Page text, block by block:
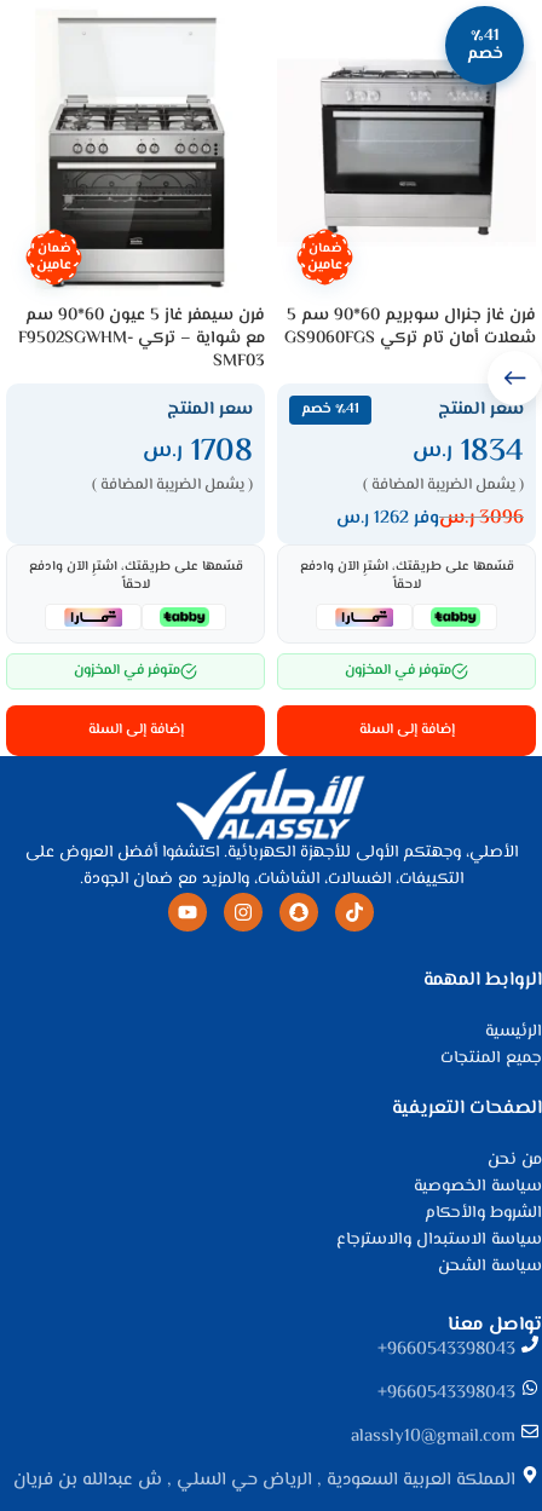
٪41
خصم
ضمان
عامين
فرن غاز جنرال سوبريم 60*90 سم 5
شعلات أمان تام تركي GS9060FGS
سعر المنتج ٪41 خصم
1834 ر.س
( يشمل الضريبة المضافة )
3096ر.سوفر 1262 ر.س
قسّمها على طريقتك، اشترِ الآن وادفع
لاحقاً
متوفر في المخزون
إضافة إلى السلة
ضمان
عامين
فرن سيمفر غاز 5 عيون 60*90 سم
مع شواية – تركي F9502SGWHM-
SMF03
سعر المنتج
1708 ر.س
( يشمل الضريبة المضافة )
قسّمها على طريقتك، اشترِ الآن وادفع
لاحقاً
متوفر في المخزون
إضافة إلى السلة
الأصلي، وجهتكم الأولى للأجهزة الكهربائية. اكتشفوا أفضل العروض على
التكييفات، الغسالات، الشاشات، والمزيد مع ضمان الجودة.
الروابط المهمة
الرئيسية
جميع المنتجات
الصفحات التعريفية
من نحن
سياسة الخصوصية
الشروط والأحكام
سياسة الاستبدال والاسترجاع
سياسة الشحن
تواصل معنا
9660543398043⁩+
9660543398043⁩+
alassly10@gmail.com
المملكة العربية السعودية , الرياض حي السلي , ش عبدالله بن فريان